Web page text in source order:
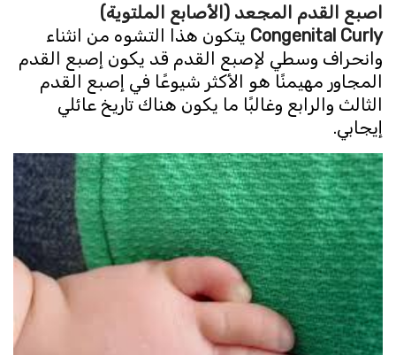
اصبع القدم المجعد (الأصابع الملتوية)
Congenital Curly
يتكون هذا التشوه من انثناء
وانحراف وسطي لإصبع القدم قد يكون إصبع القدم
المجاور مهيمنًا هو الأكثر شيوعًا في إصبع القدم
الثالث والرابع وغالبًا ما يكون هناك تاريخ عائلي
إيجابي.